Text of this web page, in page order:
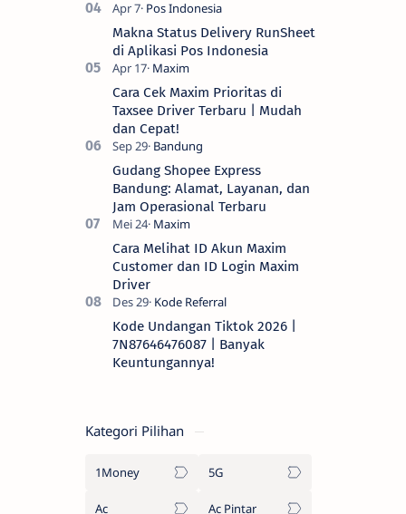
Makna Status Delivery RunSheet
di Aplikasi Pos Indonesia
Cara Cek Maxim Prioritas di
Taxsee Driver Terbaru | Mudah
dan Cepat!
Gudang Shopee Express
Bandung: Alamat, Layanan, dan
Jam Operasional Terbaru
Cara Melihat ID Akun Maxim
Customer dan ID Login Maxim
Driver
Kode Undangan Tiktok 2026 |
7N87646476087 | Banyak
Keuntungannya!
Kategori Pilihan
1Money 5G
Ac Ac Pintar